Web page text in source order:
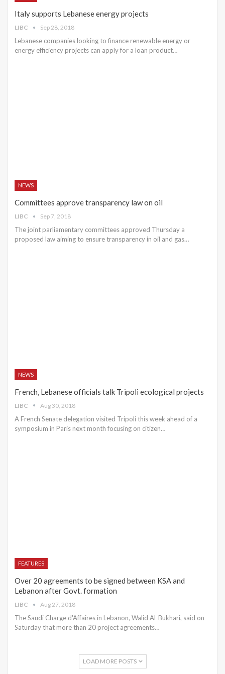
Italy supports Lebanese energy projects
LIBC Sep 28, 2018
Lebanese companies looking to finance renewable energy or
energy efficiency projects can apply for a loan product…
NEWS
Committees approve transparency law on oil
LIBC Sep 7, 2018
The joint parliamentary committees approved Thursday a
proposed law aiming to ensure transparency in oil and gas…
NEWS
French, Lebanese officials talk Tripoli ecological projects
LIBC Aug 30, 2018
A French Senate delegation visited Tripoli this week ahead of a
symposium in Paris next month focusing on citizen…
FEATURES
Over 20 agreements to be signed between KSA and
Lebanon after Govt. formation
LIBC Aug 27, 2018
The Saudi Charge d'Affaires in Lebanon, Walid Al-Bukhari, said on
Saturday that more than 20 project agreements…
LOAD MORE POSTS